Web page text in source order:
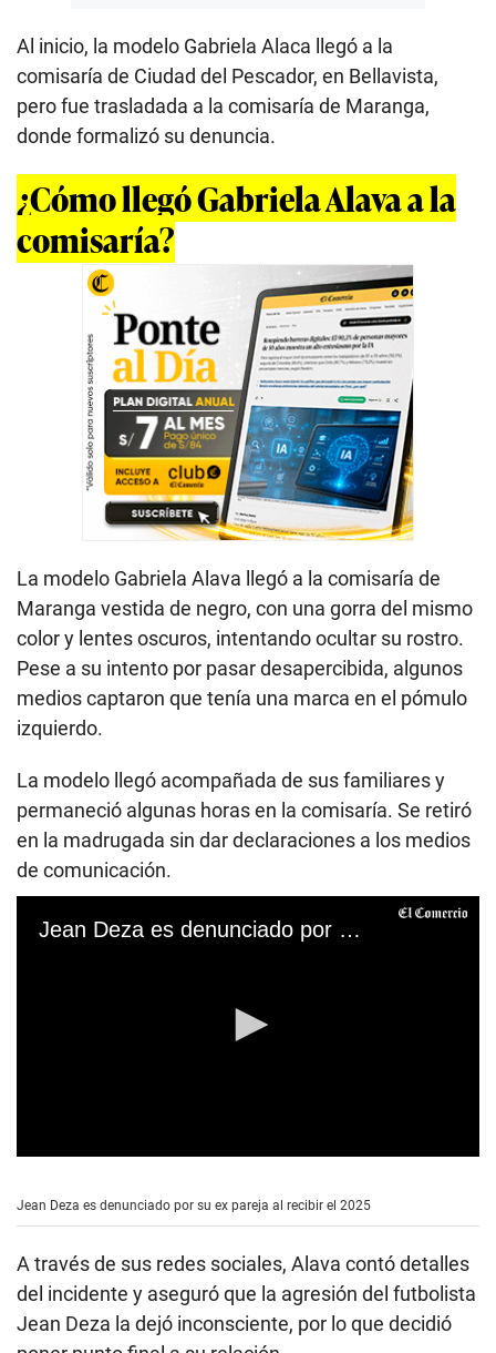
Al inicio, la modelo Gabriela Alaca llegó a la
comisaría de Ciudad del Pescador, en Bellavista,
pero fue trasladada a la comisaría de Maranga,
donde formalizó su denuncia.
¿Cómo llegó Gabriela Alava a la
comisaría?
La modelo Gabriela Alava llegó a la comisaría de
Maranga vestida de negro, con una gorra del mismo
color y lentes oscuros, intentando ocultar su rostro.
Pese a su intento por pasar desapercibida, algunos
medios captaron que tenía una marca en el pómulo
izquierdo.
La modelo llegó acompañada de sus familiares y
permaneció algunas horas en la comisaría. Se retiró
en la madrugada sin dar declaraciones a los medios
de comunicación.
Jean Deza es denunciado por su ex pareja
e
n
d
s
o
f
Jean Deza es denunciado por su ex pareja al recibir el 2025
A través de sus redes sociales, Alava contó detalles
del incidente y aseguró que la agresión del futbolista
Jean Deza la dejó inconsciente, por lo que decidió